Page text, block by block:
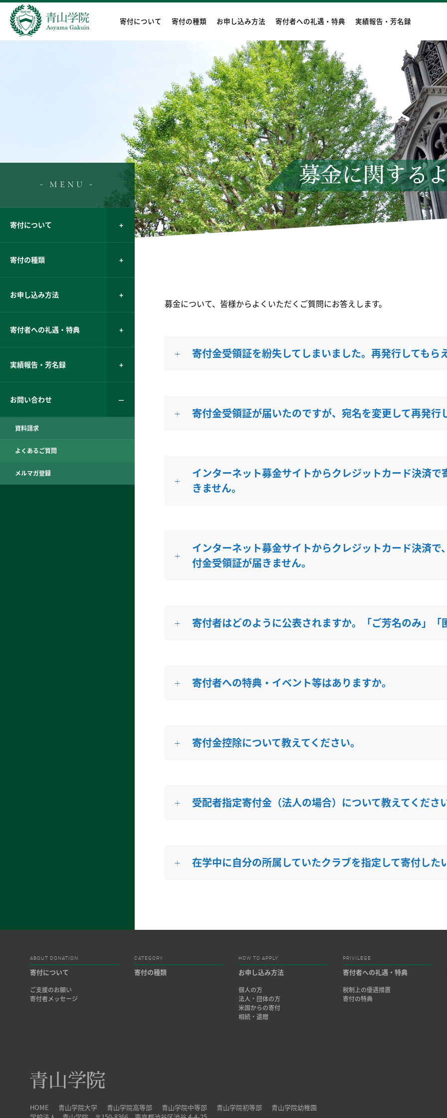
寄付について 寄付の種類 お申し込み方法 寄付者への礼遇・特典 実績報告・芳名録
募金に関する
- MENU -
寄付について
寄付の種類
お申し込み方法
寄付者への礼遇・特典
実績報告・芳名録
お問い合わせ
資料請求
よくあるご質問
メルマガ登録
募金について、皆様からよくいただくご質問にお答えします。
寄付金受領証を紛失してしまいました。再発行してもら
寄付金受領証が届いたのですが、宛名を変更して再発行
インターネット募金サイトからクレジットカード決済
きません。
インターネット募金サイトからクレジットカード決済
付金受領証が届きません。
寄付者はどのように公表されますか。「ご芳名のみ」「
寄付者への特典・イベント等はありますか。
寄付金控除について教えてください。
受配者指定寄付金（法人の場合）について教えてください
在学中に自分の所属していたクラブを指定して寄付した
ABOUT DONATION
寄付について
ご支援のお願い
寄付者メッセージ
CATEGORY
寄付の種類
HOW TO APPLY
お申し込み方法
個人の方
法人・団体の方
米国からの寄付
相続・遺贈
PRIVILEGE
寄付者への礼遇・特典
税制上の優遇措置
寄付の特典
HOME 青山学院大学 青山学院高等部 青山学院中等部 青山学院初等部
青山学院幼稚園